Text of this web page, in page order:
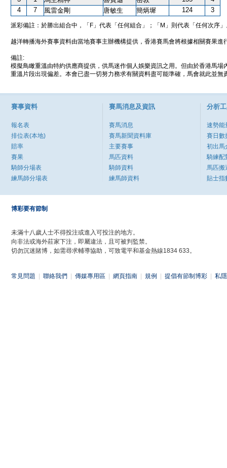
4
7 風雷金剛 唐敏生 簡炳墀 124 3
派彩備註：於勝出組合中，「F」代表「任何組合」；「M」則代表「任何次序
越洋轉播海外賽事資料由當地賽事主辦機構提供，香港賽馬會將根據相關賽果進
備註:
模擬鳥瞰重溫由特約供應商提供，供馬迷作個人娛樂資訊之用。但由於香港馬
重溫片段出現偏差。本會已盡一切努力務求有關資料盡可能準確，馬會就此並
賽事資料
報名表
排位表(本地)
賠率
賽果
騎師分場表
練馬師分場表
賽馬消息及資訊
賽馬消息
賽馬新聞資料庫
主要賽事
馬匹資料
騎師資料
練馬師資料
分析
速勢能
賽日數
初出馬
騎練配
馬匹搬
貼士指
博彩要有節制
未滿十八歲人士不得投注或進入可投注的地方。
向非法或海外莊家下注，即屬違法，且可被判監禁。
切勿沉迷賭博，如需尋求輔導協助，可致電平和基金熱線1834 633。
常見問題 聯絡我們 傳媒專用區 網頁指南 規例 提倡有節制博彩 私